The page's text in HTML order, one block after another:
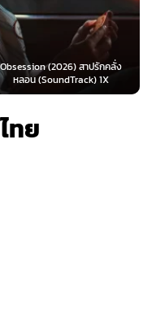
าปรักคลั่ง
1X
Survive
ทย